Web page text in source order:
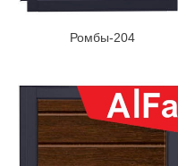
Ромбы-204